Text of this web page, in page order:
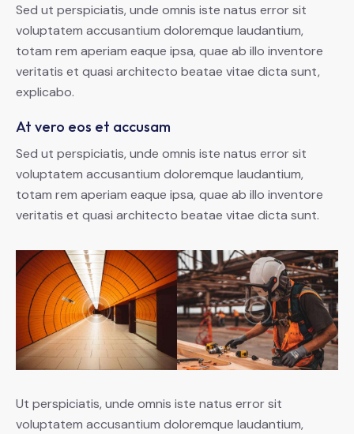
Sed ut perspiciatis, unde omnis iste natus error sit
voluptatem accusantium doloremque laudantium,
totam rem aperiam eaque ipsa, quae ab illo inventore
veritatis et quasi architecto beatae vitae dicta sunt,
explicabo.
At vero eos et accusam
Sed ut perspiciatis, unde omnis iste natus error sit
voluptatem accusantium doloremque laudantium,
totam rem aperiam eaque ipsa, quae ab illo inventore
veritatis et quasi architecto beatae vitae dicta sunt.
Ut perspiciatis, unde omnis iste natus error sit
voluptatem accusantium doloremque laudantium,